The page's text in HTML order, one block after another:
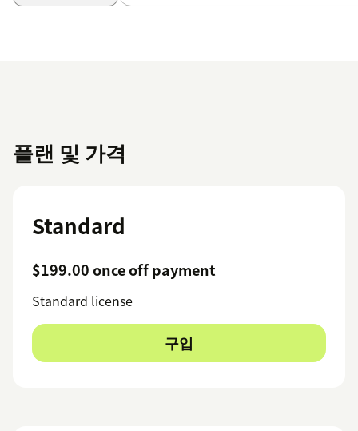
플랜 및 가격
Standard
$199.00 once off payment
Standard license
구입